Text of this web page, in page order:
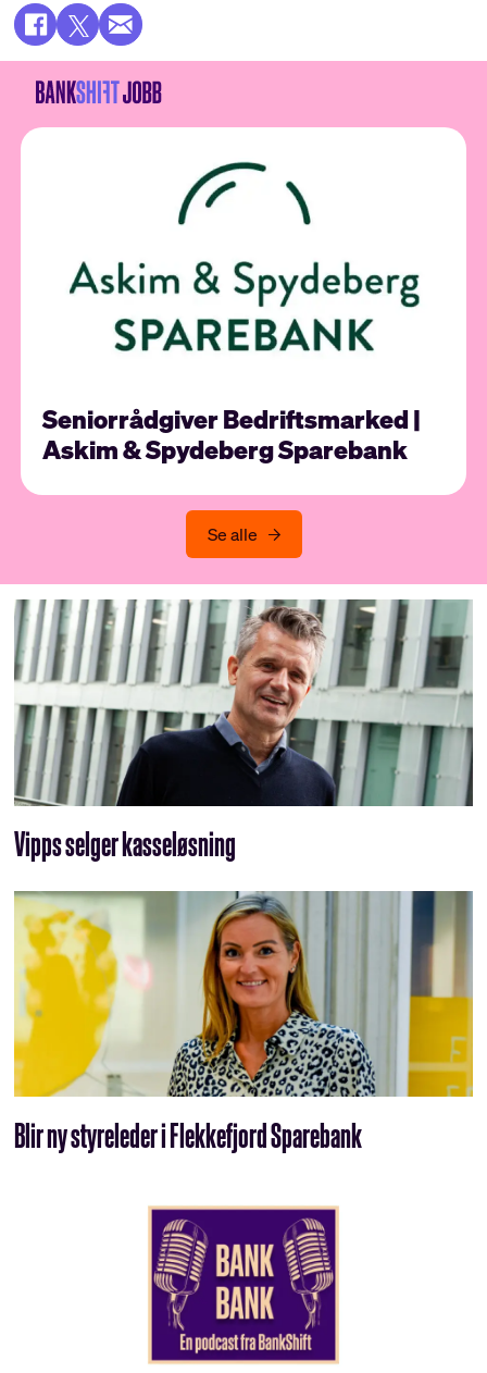
Seniorrådgiver Bedriftsmarked |
Askim & Spydeberg Sparebank
Se alle
Vipps selger kasseløsning
Blir ny styreleder i Flekkefjord Sparebank